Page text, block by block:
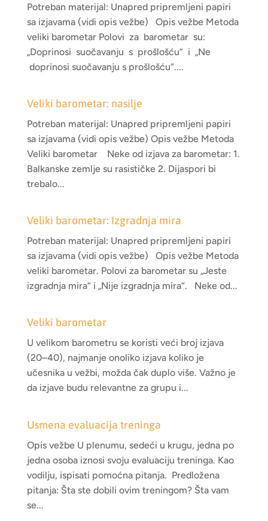
Potreban materijal: Unapred pripremljeni papiri
sa izjavama (vidi opis vežbe) Opis vežbe Metoda
veliki barometar Polovi za barometar su:
„Doprinosi suočavanju s prošlošću“ i „Ne
doprinosi suočavanju s prošlošću“....
Veliki barometar: nasilje
Potreban materijal: Unapred pripremljeni papiri
sa izjavama (vidi opis vežbe) Opis vežbe Metoda
Veliki barometar Neke od izjava za barometar: 1.
Balkanske zemlje su rasističke 2. Dijaspori bi
trebalo...
Veliki barometar: Izgradnja mira
Potreban materijal: Unapred pripremljeni papiri
sa izjavama (vidi opis vežbe) Opis vežbe Metoda
veliki barometar. Polovi za barometar su „Jeste
izgradnja mira“ i „Nije izgradnja mira“. Neke od...
Veliki barometar
U velikom barometru se koristi veći broj izjava
(20–40), najmanje onoliko izjava koliko je
učesnika u vežbi, možda čak duplo više. Važno je
da izjave budu relevantne za grupu i...
Usmena evaluacija treninga
Opis vežbe U plenumu, sedeći u krugu, jedna po
jedna osoba iznosi svoju evaluaciju treninga. Kao
vodilju, ispisati pomoćna pitanja. Predložena
pitanja: Šta ste dobili ovim treningom? Šta vam
se...